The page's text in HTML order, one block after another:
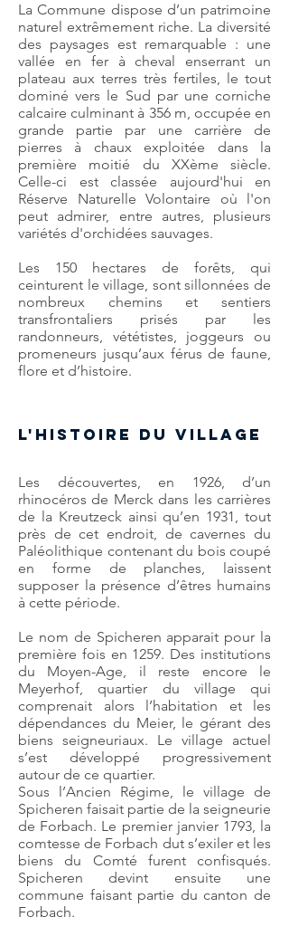
La Commune dispose d’un patrimoine
naturel extrêmement riche. La diversité
des paysages est remarquable : une
vallée en fer à cheval enserrant un
plateau aux terres très fertiles, le tout
dominé vers le Sud par une corniche
calcaire culminant à 356 m, occupée en
grande partie par une carrière de
pierres à chaux exploitée dans la
première moitié du XXème siècle.
Celle-ci est classée aujourd'hui en
Réserve Naturelle Volontaire où l'on
peut admirer, entre autres, plusieurs
variétés d'orchidées sauvages.
Les 150 hectares de forêts, qui
ceinturent le village, sont sillonnées de
nombreux chemins et sentiers
transfrontaliers prisés par les
randonneurs, vététistes, joggeurs ou
promeneurs jusqu’aux férus de faune,
flore et d’histoire.
L'histoire du village
Les découvertes, en 1926, d’un
rhinocéros de Merck dans les carrières
de la Kreutzeck ainsi qu’en 1931, tout
près de cet endroit, de cavernes du
Paléolithique contenant du bois coupé
en forme de planches, laissent
supposer la présence d’êtres humains
à cette période.
Le nom de Spicheren apparait pour la
première fois en 1259. Des institutions
du Moyen-Age, il reste encore le
Meyerhof, quartier du village qui
comprenait alors l’habitation et les
dépendances du Meier, le gérant des
biens seigneuriaux. Le village actuel
s’est développé progressivement
autour de ce quartier.
Sous l’Ancien Régime, le village de
Spicheren faisait partie de la seigneurie
de Forbach. Le premier janvier 1793, la
comtesse de Forbach dut s’exiler et les
biens du Comté furent confisqués.
Spicheren devint ensuite une
commune faisant partie du canton de
Forbach.